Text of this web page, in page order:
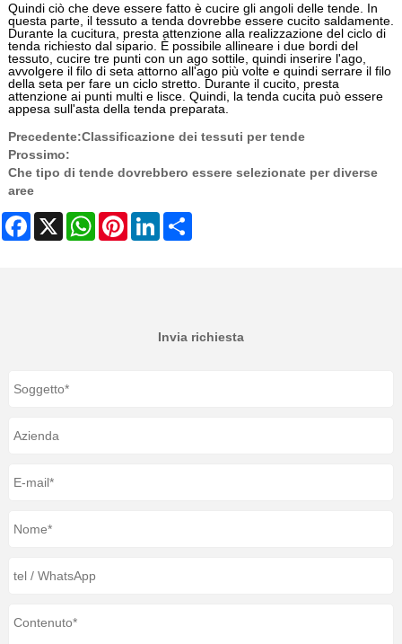
Quindi ciò che deve essere fatto è cucire gli angoli delle tende. In
questa parte, il tessuto a tenda dovrebbe essere cucito saldamente.
Durante la cucitura, presta attenzione alla realizzazione del ciclo di
tenda richiesto dal sipario. È possibile allineare i due bordi del
tessuto, cucire tre punti con un ago sottile, quindi inserire l'ago,
avvolgere il filo di seta attorno all'ago più volte e quindi serrare il filo
della seta per fare un ciclo stretto. Durante il cucito, presta
attenzione ai punti multi e lisce. Quindi, la tenda cucita può essere
appesa sull'asta della tenda preparata.
Precedente:Classificazione dei tessuti per tende
Prossimo:
Che tipo di tende dovrebbero essere selezionate per diverse
aree
Facebook
X WhatsAppPinterestLinkedIn
Invia richiesta